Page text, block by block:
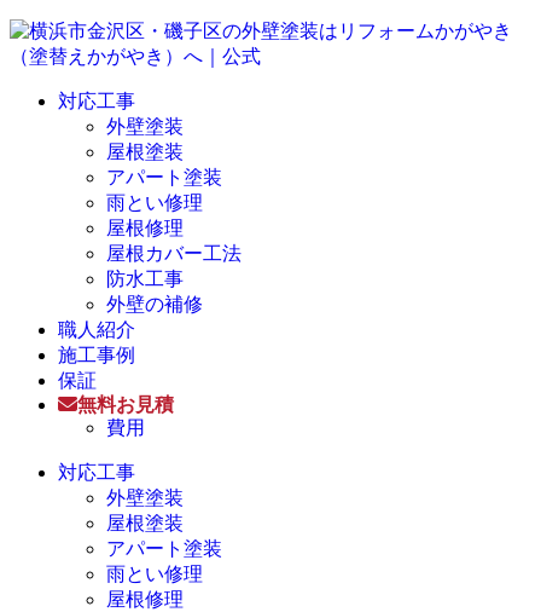
対応工事
外壁塗装
屋根塗装
アパート塗装
雨とい修理
屋根修理
屋根カバー工法
防水工事
外壁の補修
職人紹介
施工事例
保証
無料お見積
費用
対応工事
外壁塗装
屋根塗装
アパート塗装
雨とい修理
屋根修理